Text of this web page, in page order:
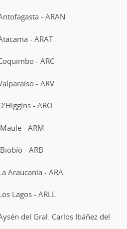
- ARAN
- ARAT
- ARC
- ARV
- ARO
- ARM
- ARB
Araucanía - ARA
Lagos - ARLL
del Gral. Carlos Ibáñez del